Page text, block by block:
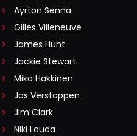
Ayrton Senna
Gilles Villeneuve
James Hunt
Jackie Stewart
Mika Häkkinen
Jos Verstappen
Jim Clark
Niki Lauda